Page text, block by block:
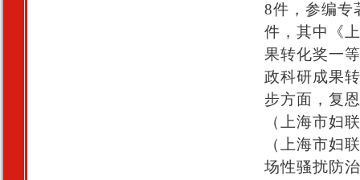
8件，参编专
件，其中《
果转化奖一
政科研成果
步方面，复
（上海市妇
（上海市妇
场性骚扰防